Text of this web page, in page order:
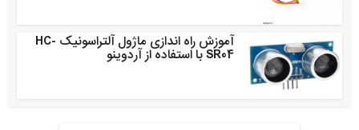
آموزش راه اندازی ماژول آلتراسونیک HC-
SR04 با استفاده از آردوینو